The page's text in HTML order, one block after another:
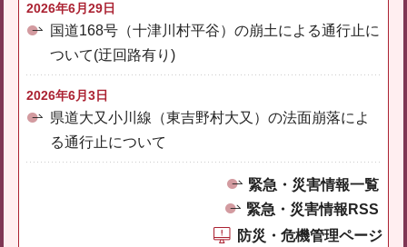
2026年6月29日
国道168号（十津川村平谷）の崩土による通行止に
ついて(迂回路有り)
2026年6月3日
県道大又小川線（東吉野村大又）の法面崩落によ
る通行止について
緊急・災害情報一覧
緊急・災害情報RSS
防災・危機管理ページ